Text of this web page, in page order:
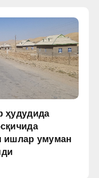
ҳудудида
ишлар умуман